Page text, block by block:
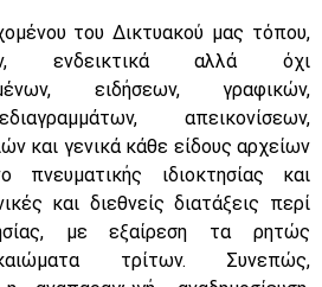
του Δικτυακού μας τόπου,
ενδεικτικά αλλά όχι
ειδήσεων, γραφικών,
απεικονίσεων,
και γενικά κάθε είδους αρχείων
πνευματικής ιδιοκτησίας και
και διεθνείς διατάξεις περί
με εξαίρεση τα ρητώς
τρίτων. Συνεπώς,